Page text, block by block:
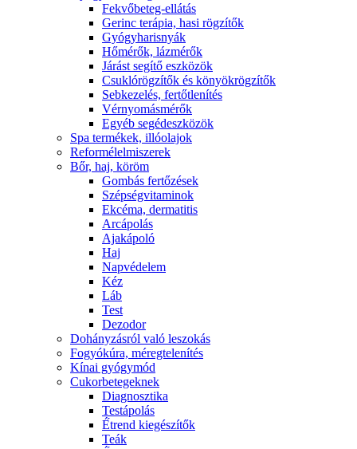
Fekvőbeteg-ellátás
Gerinc terápia, hasi rögzítők
Gyógyharisnyák
Hőmérők, lázmérők
Járást segítő eszközök
Csuklórögzítők és könyökrögzítők
Sebkezelés, fertőtlenítés
Vérnyomásmérők
Egyéb segédeszközök
Spa termékek, illóolajok
Reformélelmiszerek
Bőr, haj, köröm
Gombás fertőzések
Szépségvitaminok
Ekcéma, dermatitis
Arcápolás
Ajakápoló
Haj
Napvédelem
Kéz
Láb
Test
Dezodor
Dohányzásról való leszokás
Fogyókúra, méregtelenítés
Kínai gyógymód
Cukorbetegeknek
Diagnosztika
Testápolás
É́trend kiegészítők
Teák